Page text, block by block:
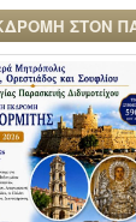
ΣΤΟΝ